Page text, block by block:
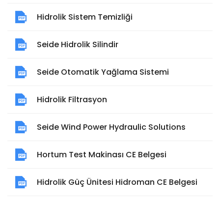
Hidrolik Sistem Temizliği
Seide Hidrolik Silindir
Seide Otomatik Yağlama Sistemi
Hidrolik Filtrasyon
Seide Wind Power Hydraulic Solutions
Hortum Test Makinası CE Belgesi
Hidrolik Güç Ünitesi Hidroman CE Belgesi